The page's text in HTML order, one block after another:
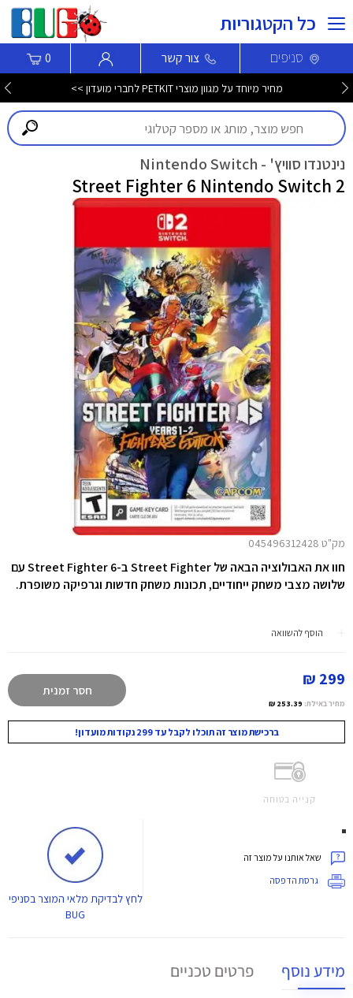
כל הקטגוריות
סניפים צור קשר 0
מחיר מיוחד על מגוון מוצרי PETKIT לחברי מועדון >>
נינטנדו סוויץ' - Nintendo Switch
Street Fighter 6 Nintendo Switch 2
מק"ט 045496312428
חוו את האבולוציה הבאה של Street Fighter ב-Street Fighter 6 עם
שלושה מצבי משחק ייחודיים, תכונות משחק חדשות וגרפיקה משופרת.
הוסף להשוואה
299 ₪
מחיר באילת: 253.39 ₪
חסר זמנית
ברכישת מוצר זה תוכלו לקבל עד 299 נקודות מועדון!
קנייה בטוחה
שאל אותנו על מוצר זה
גרסת הדפסה
לחץלבדיקת מלאי המוצר בסניפי
BUG
מידע נוסף פרטים טכניים